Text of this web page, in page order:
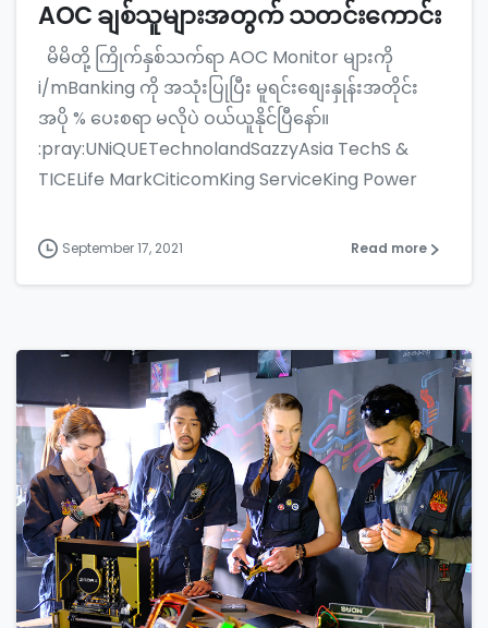
AOC ချစ်သူများအတွက် သတင်းကောင်း
မိမိတို့ ကြိုက်နှစ်သက်ရာ AOC Monitor များကို
i/mBanking ကို အသုံးပြုပြီး မူရင်းစျေးနှုန်းအတိုင်း
အပို % ပေးစရာ မလိုပဲ ဝယ်ယူနိုင်ပြီနော်။
:pray:UNiQUETechnolandSazzyAsia TechS &
TICELife MarkCiticomKing ServiceKing Power
September 17, 2021 Read more